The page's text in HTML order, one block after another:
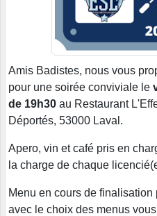
Amis Badistes, nous vous
pour une soirée conviviale le
de 19h30 au Restaurant
Déportés, 53000 Laval.
Apero, vin et café pris en
la charge de chaque
Menu en cours de finalisation
avec le choix des menus